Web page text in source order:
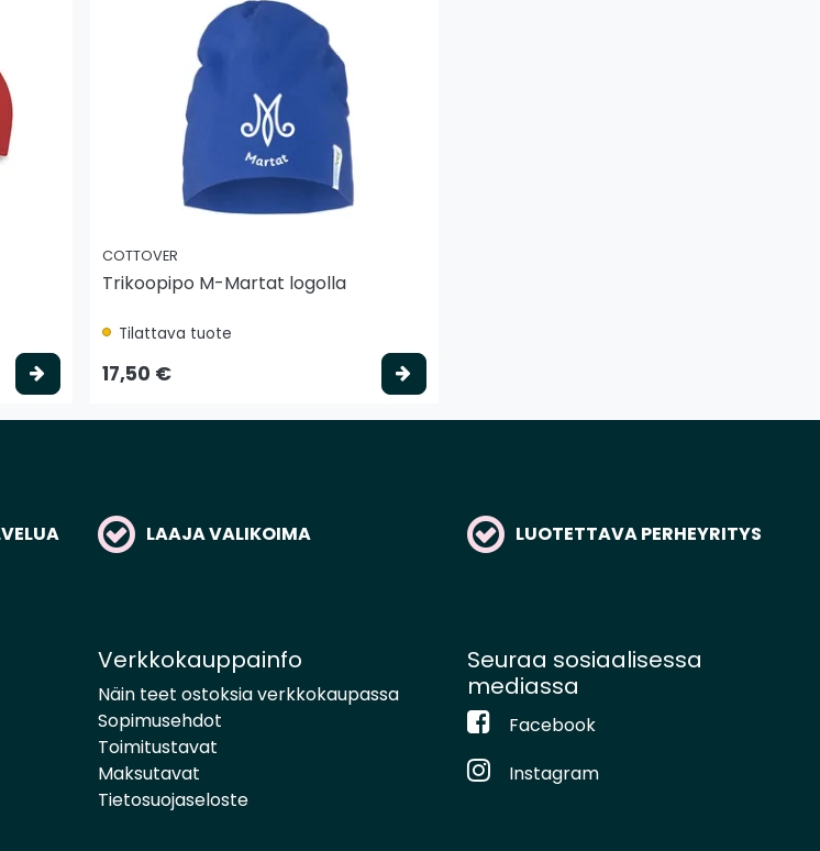
Valitse vaihtoehto
COTTOVER
Trikoopipo M-Martat logolla
Tilattava tuote
17,50 €
LAAJA VALIKOIMA LUOTETTAVA PERHEYRITYS
Verkkokauppainfo
Näin teet ostoksia verkkokaupassa
Sopimusehdot
Toimitustavat
Maksutavat
Tietosuojaseloste
Seuraa sosiaalisessa
mediassa
Facebook
Instagram